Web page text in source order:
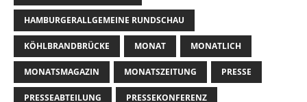
HAMBURGERALLGEMEINE RUNDSCHAU
KÖHLBRANDBRÜCKE MONAT MONATLICH
MONATSMAGAZIN MONATSZEITUNG PRESSE
PRESSEABTEILUNG PRESSEKONFERENZ